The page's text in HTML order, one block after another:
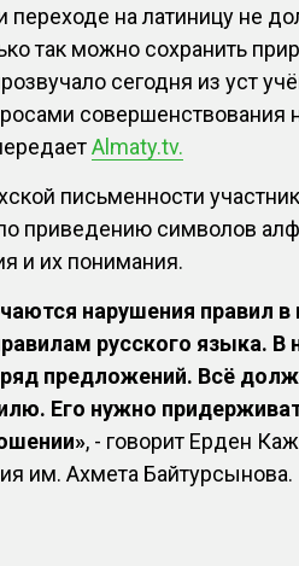
переходе на латиницу не
так можно сохранить
сегодня из уст
совершенствования
Almaty.tv.
письменности
приведению символов
и их понимания.
нарушения правил в
русского языка. В
предложений. Всё
Его нужно
, - говорит Ерден
им. Ахмета Байтурсынова.